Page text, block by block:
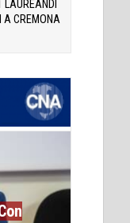
A CREMONA